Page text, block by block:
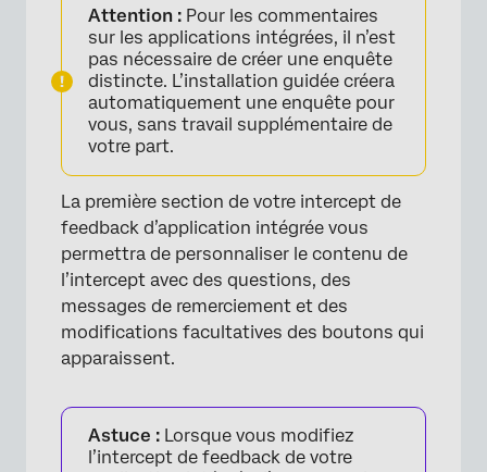
Attention : Pour les commentaires
sur les applications intégrées, il n’est
pas nécessaire de créer une enquête
distincte. L’installation guidée créera
automatiquement une enquête pour
vous, sans travail supplémentaire de
votre part.
La première section de votre intercept de
feedback d’application intégrée vous
permettra de personnaliser le contenu de
l’intercept avec des questions, des
messages de remerciement et des
modifications facultatives des boutons qui
apparaissent.
Astuce : Lorsque vous modifiez
l’intercept de feedback de votre